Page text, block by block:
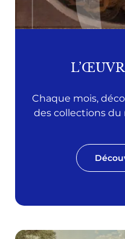
Chaque mois,
des collections du